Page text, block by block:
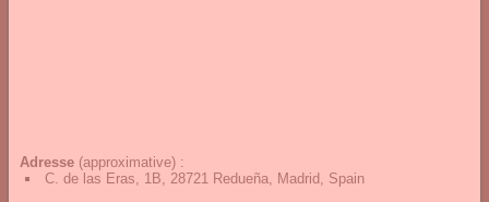
Adresse (approximative) :
C. de las Eras, 1B, 28721 Redueña, Madrid, Spain